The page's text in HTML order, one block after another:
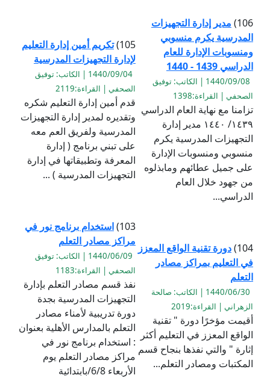
106) مدير إدارة التجهيزات
المدرسية يكرم منسوبي
ومنسوبات الإدارة للعام
الدراسي 1439 - 1440
1440/09/08 | الكاتب: توفيق
الصحفي | القراءة:1398
تزامنا مع نهاية العام الدراسي
١٤٣٩/ ١٤٤٠ مدير إدارة
التجهيزات المدرسية يكرم
منسوبي ومنسوبات الإدارة
على جميل عطائهم ومابذلوه
من جهود خلال العام
الدراسي...
105) تكريم أمين إدارة التعليم
لإدارة التجهيزات المدرسية
1440/09/04 | الكاتب: توفيق
الصحفي | القراءة:2119
قدم أمين إدارة التعليم شكره
وتقديره لمدير إدارة التجهيزات
المدرسية ولفريق العم معه
على تبني برنامج ( إدارة
المعرفة وتطبيقاتها في إدارة
التجهيزات المدرسية ) ...
104) دورة تقنية الواقع المعزز
في التعليم بمراكز مصادر
التعلم
1440/06/30 | الكاتب: صالحة
الزهراني | القراءة:2019
أقيمت مؤخرًا دورة " تقنية
الواقع المعزز في التعليم أكثر
إثارة " والتي نفذها بنجاح قسم
المكتبات ومصادر التعلم...
103) استخدام برنامج نور في
مراكز مصادر التعلم
1440/06/09 | الكاتب: توفيق
الصحفي | القراءة:1183
نفذ قسم مصادر التعلم بإدارة
التجهيزات المدرسية بجدة
دورة تدريبية لأمناء مصادر
التعلم بالمدارس الأهلية بعنوان
: استخدام برنامج نور في
مراكز مصادر التعلم يوم
الأربعاء 6/8/بابتدائية